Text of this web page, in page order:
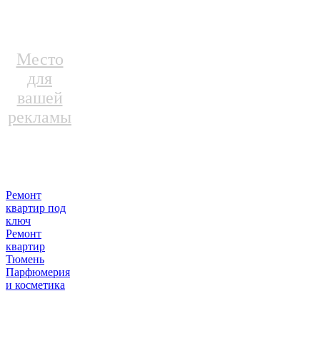
Место
для
вашей
рекламы
Ремонт
квартир под
ключ
Ремонт
квартир
Тюмень
Парфюмерия
и косметика